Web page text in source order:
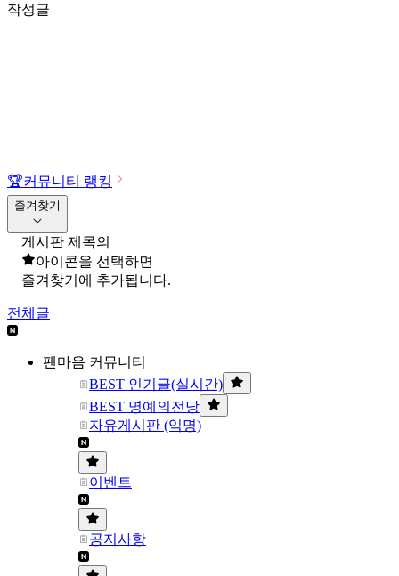
작성글
🏆커뮤니티 랭킹
즐겨찾기
게시판 제목의
아이콘을 선택하면
즐겨찾기에 추가됩니다.
전체글
팬마음 커뮤니티
BEST 인기글(실시간)
BEST 명예의전당
자유게시판 (익명)
이벤트
공지사항